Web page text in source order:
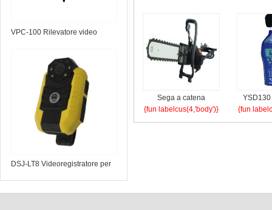
VPC-100 Rilevatore video
DSJ-LT8 Videoregistratore per
forze dell'ordine
l'industria mineraria
Sega a catena
pneumatica
{fun labelcus(4,'body')}
digitale
{fun